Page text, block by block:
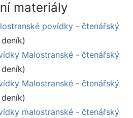
materiály
povídky - čtenářský
Malostranské - čtenářský
Malostranské - čtenářský
malostranské - čtenářský